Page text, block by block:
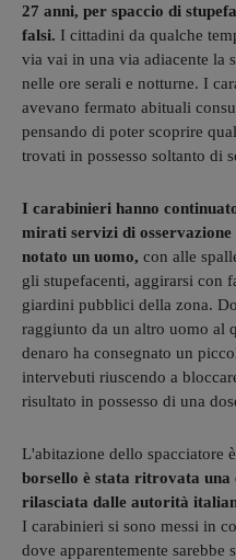
27 anni, per spaccio di
falsi. I cittadini da qualche
via vai in una via adiacente la
nelle ore serali e notturne. I
avevano fermato abituali
pensando di poter scoprire
trovati in possesso soltanto di
I carabinieri hanno
mirati servizi di
notato un uomo, con alle
gli stupefacenti, aggirarsi con
giardini pubblici della zona.
raggiunto da un altro uomo al
denaro ha consegnato un
intervebuti riuscendo a
risultato in possesso di una
L'abitazione dello spacciatore
borsello è stata ritrovata una
rilasciata dalle autorità
I carabinieri si sono messi in
dove apparentemente sarebbe